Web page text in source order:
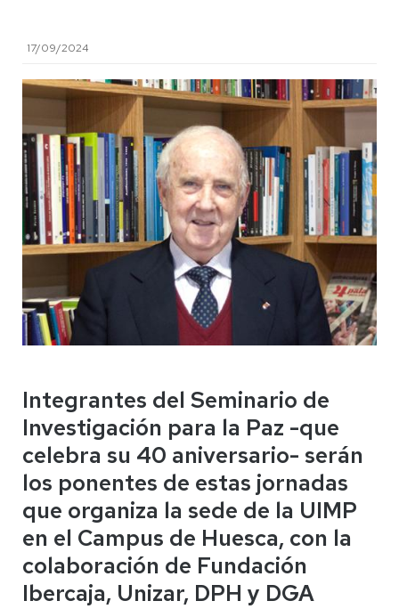
17/09/2024
Integrantes del Seminario de
Investigación para la Paz -que
celebra su 40 aniversario- serán
los ponentes de estas jornadas
que organiza la sede de la UIMP
en el Campus de Huesca, con la
colaboración de Fundación
Ibercaja, Unizar, DPH y DGA